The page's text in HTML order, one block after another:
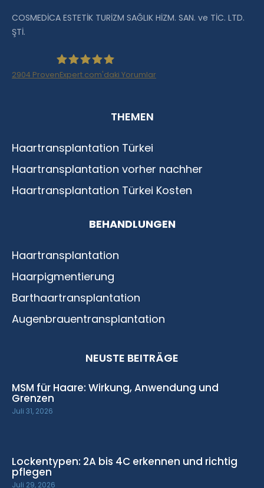
COSMEDİCA ESTETİK TURİZM SAĞLIK HİZM. SAN. ve TİC. LTD.
ŞTİ.
Istanbul
2904 ProvenExpert.com'daki Yorumlar
THEMEN
Haartransplantation Türkei
Haartransplantation vorher nachher
Haartransplantation Türkei Kosten
BEHANDLUNGEN
Haartransplantation
Haarpigmentierung
Barthaartransplantation
Augenbrauentransplantation
NEUSTE BEITRÄGE
MSM für Haare: Wirkung, Anwendung und
Grenzen
Juli 31, 2026
Lockentypen: 2A bis 4C erkennen und richtig
pflegen
Juli 29, 2026